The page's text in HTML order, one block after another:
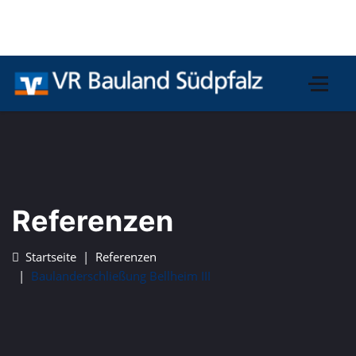
Referenzen
Startseite
Referenzen
Baulanderschließung Bellheim III